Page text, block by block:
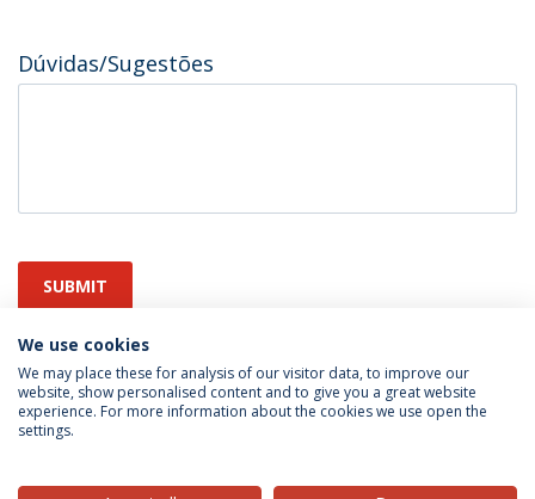
Dúvidas/Sugestões
SUBMIT
Privacy Policy
We use cookies
We may place these for analysis of our visitor data, to improve our
website, show personalised content and to give you a great website
experience. For more information about the cookies we use open the
settings.